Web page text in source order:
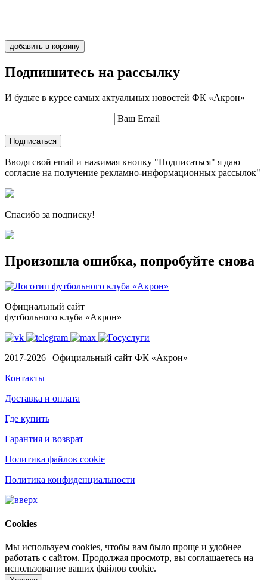
добавить в корзину
Подпишитесь на рассылку
И будьте в курсе самых актуальных новостей ФК «Акрон»
Ваш Email
Подписаться
Вводя свой email и нажимая кнопку "Подписаться" я даю
согласие на получение рекламно-информационных рассылок"
Спасибо за подписку!
Произошла ошибка, попробуйте снова
Официальный сайт
футбольного клуба «Акрон»
2017-2026 | Официальный сайт ФК «Акрон»
Контакты
Доставка и оплата
Где купить
Гарантия и возврат
Политика файлов cookie
Политика конфиденциальности
Cookies
Мы используем cookies, чтобы вам было проще и удобнее
работать с сайтом. Продолжая просмотр, вы соглашаетесь на
использование ваших файлов cookie.